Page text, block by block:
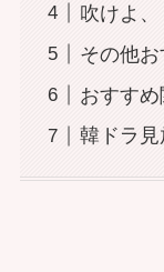
吹けよ
その他
おすす
韓ドラ